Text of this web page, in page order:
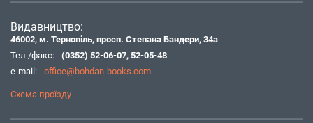
Видавництво:
46002, м. Тернопіль, просп. Степана Бандери, 34а
Тел./факс:
(0352) 52-06-07, 52-05-48
e-mail:
office@bohdan-books.com
Схема проїзду